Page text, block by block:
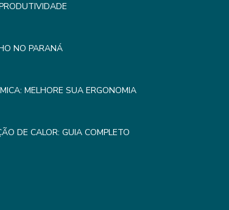
NO PARANÁ
MELHORE SUA ERGONOMIA
DE CALOR: GUIA COMPLETO